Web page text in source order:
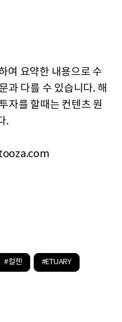
여 요약한 내용으로 수
과 다를 수 있습니다. 해
자를 할때는 컨텐츠 원
.
#컬젠 #ETUARY